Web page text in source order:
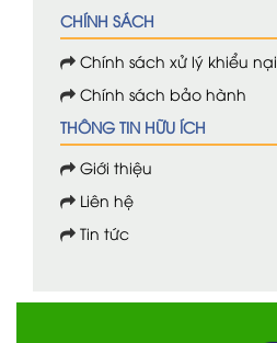
CHÍNH SÁCH
Chính sách xử lý khiểu nại
Chính sách bảo hành
THÔNG TIN HỮU ÍCH
Giới thiệu
Liên hệ
Tin tức